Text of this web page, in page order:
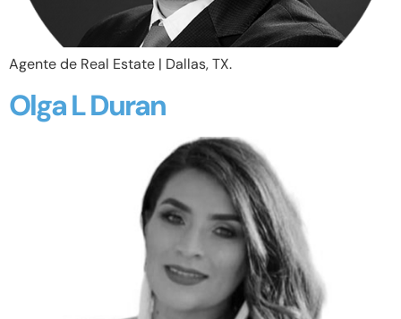
Agente de Real Estate | Dallas, TX.
Olga L Duran